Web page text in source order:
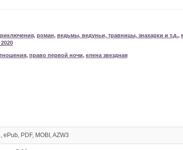
, роман, ведьмы, ведуньи, травницы, знахарки и т.д.,
, право первой ночи, елена звездная
ePub, PDF, MOBI, AZW3